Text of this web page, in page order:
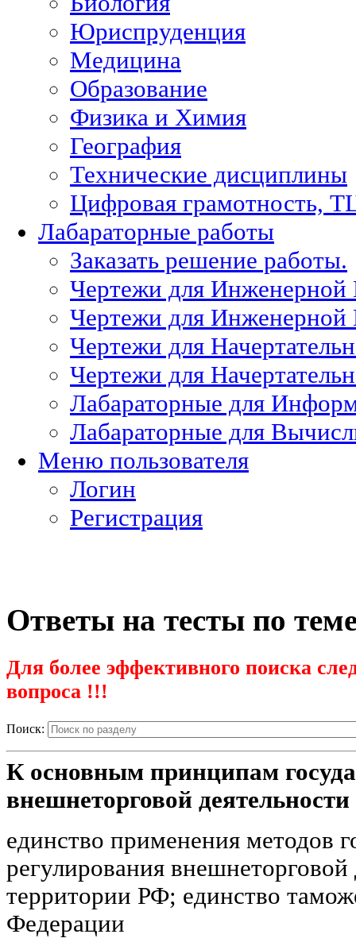
Юриспруденция
Медицина
Образование
Физика и Химия
География
Технические дисциплины
Цифровая грамотность,
Лабараторные работы
Заказать решение работы.
Чертежи для
Чертежи для
Чертежи для
Чертежи для
Лабараторные для
Лабараторные для
Меню пользователя
Логин
Регистрация
Ответы на тесты по
Для более эффективного поиска
вопроса !!!
Поиск:
К основным принципам
внешнеторговой деятельности
единство применения методов
регулирования внешнеторговой
территории РФ; единство
Федерации